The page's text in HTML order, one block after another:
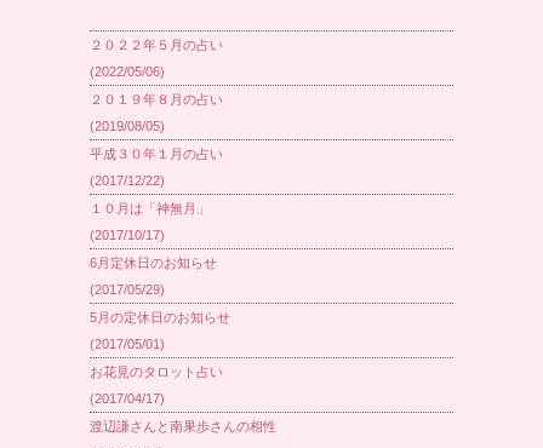
２０２２年５月の占い
(2022/05/06)
２０１９年８月の占い
(2019/08/05)
平成３０年１月の占い
(2017/12/22)
１０月は「神無月」
(2017/10/17)
6月定休日のお知らせ
(2017/05/29)
5月の定休日のお知らせ
(2017/05/01)
お花見のタロット占い
(2017/04/17)
渡辺謙さんと南果歩さんの相性